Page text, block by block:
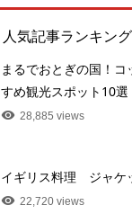
人気記事ランキング
まるでおとぎの国！
すめ観光スポット10選
28,885 views
イギリス料理 ジャケ
22,720 views